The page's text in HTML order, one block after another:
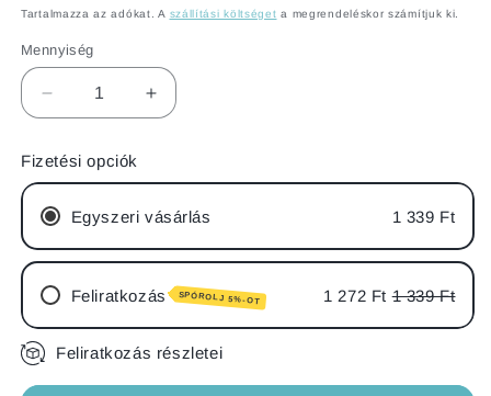
ár
Tartalmazza az adókat. A szállítási költséget a megrendeléskor számítjuk ki.
Mennyiség
Reform
&quot;Krémes
sajtos&quot;
(gluténmentes)
80
g
mennyiségének
csökkentése
Szafi
Reform
sajtos&quot;
(gluténmentes)
80
mennyiségének
növelése
Fizetési opciók
Egyszeri vásárlás 1 339 Ft
Feliratkozás SPÓROLJ 5%-OT 1 272 Ft 1 339 Ft
2 Havi feliratkozás
Negyedéves feliratkozás
Feliratkozás részletei